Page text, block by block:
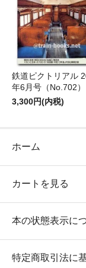
鉄道ピクトリアル
年6月号（No.702）
3,300円(内税)
ホーム
カートを見る
本の状態表示に
特定商取引法に